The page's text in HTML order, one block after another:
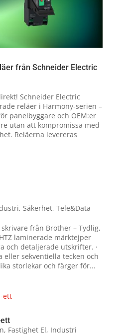
från Schneider Electric
Schneider Electric
reläer i Harmony-serien –
panelbyggare och OEM:er
utan att kompromissa med
Reläerna levereras
, Säkerhet, Tele&Data
från Brother – Tydlig,
laminerade märktejper
och detaljerade utskrifter. ·
sekventiella tecken och
storlekar och färger för...
, Fastighet El, Industri